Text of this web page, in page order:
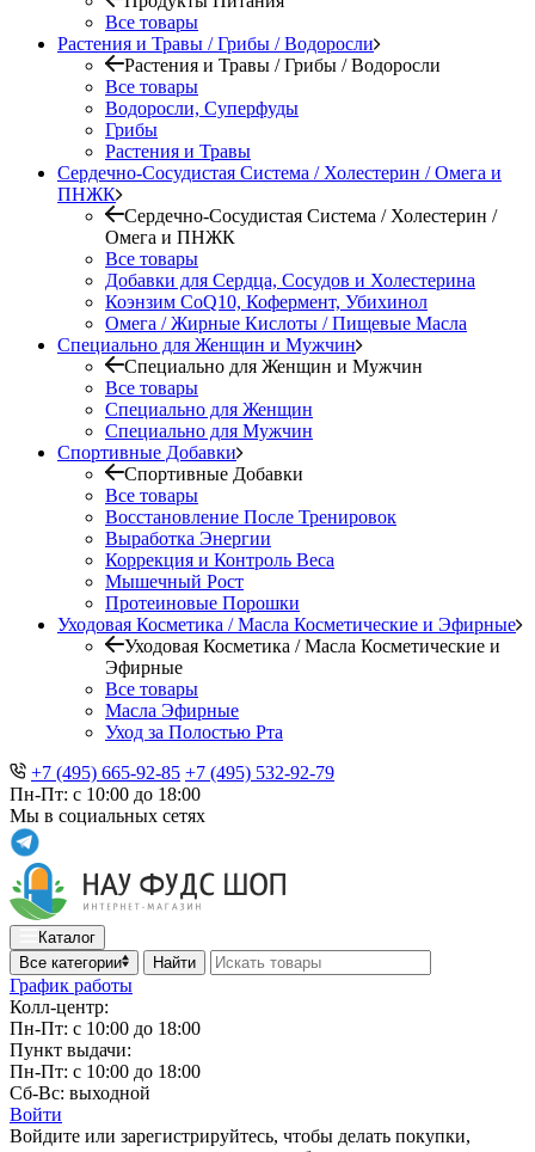
Все товары
Растения и Травы / Грибы / Водоросли
Растения и Травы / Грибы / Водоросли
Все товары
Водоросли, Суперфуды
Грибы
Растения и Травы
Сердечно-Сосудистая Система / Холестерин / Омега и
ПНЖК
Сердечно-Сосудистая Система / Холестерин /
Омега и ПНЖК
Все товары
Добавки для Сердца, Сосудов и Холестерина
Коэнзим CoQ10, Кофермент, Убихинол
Омега / Жирные Кислоты / Пищевые Масла
Специально для Женщин и Мужчин
Специально для Женщин и Мужчин
Все товары
Специально для Женщин
Специально для Мужчин
Спортивные Добавки
Спортивные Добавки
Все товары
Восстановление После Тренировок
Выработка Энергии
Коррекция и Контроль Веса
Мышечный Рост
Протеиновые Порошки
Уходовая Косметика / Масла Косметические и Эфирные
Уходовая Косметика / Масла Косметические и
Эфирные
Все товары
Масла Эфирные
Уход за Полостью Рта
+7 (495) 665-92-85 +7 (495) 532-92-79
Пн-Пт: с 10:00 до 18:00
Мы в социальных сетях
Каталог
Все категории
Найти
График работы
Колл-центр:
Пн-Пт: с 10:00 до 18:00
Пункт выдачи:
Пн-Пт: с 10:00 до 18:00
Сб-Вс: выходной
Войти
Войдите или зарегистрируйтесь, чтобы делать покупки,